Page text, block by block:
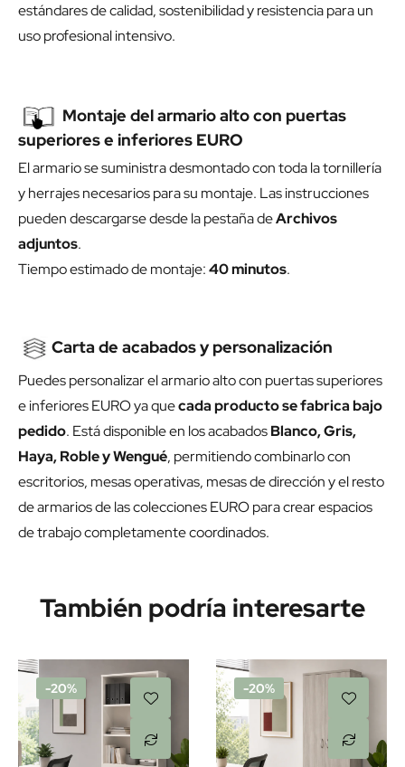
estándares de calidad, sostenibilidad y resistencia para un
uso profesional intensivo.
Montaje del armario alto con puertas
superiores e inferiores EURO
El armario se suministra desmontado con toda la tornillería
y herrajes necesarios para su montaje. Las instrucciones
pueden descargarse desde la pestaña deArchivos
adjuntos.
Tiempo estimado de montaje:40 minutos.
Carta de acabados y personalización
Puedes personalizar el armario alto con puertas superiores
e inferiores EURO ya quecada producto se fabrica bajo
pedido. Está disponible en los acabadosBlanco, Gris,
Haya, Roble y Wengué, permitiendo combinarlo con
escritorios, mesas operativas, mesas de dirección y el resto
de armarios de las colecciones EURO para crear espacios
de trabajo completamente coordinados.
También podría interesarte
-20% -20%